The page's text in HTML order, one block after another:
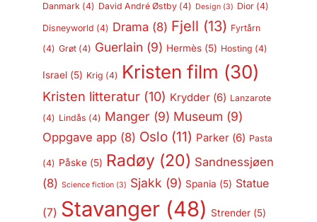
Danmark(4) David André Østby(4) Design(3) Dior(4)
Disneyworld (4) Drama (8) Fjell (13) Fyrtårn
(4) Grøt(4) Guerlain (9) Hermès(5) Hosting (4)
Israel(5) Krig (4) Kristen film (30)
Kristen litteratur(10) Krydder(6) Lanzarote
(4) Lindås (4) Manger(9) Museum (9)
Oppgave app(8) Oslo(11) Parker(6) Pasta
(4) Påske(5) Radøy(20) Sandnessjøen
(8) Science fiction(3) Sjakk (9) Spania (5) Statue
(7) Stavanger(48) Strender(5)